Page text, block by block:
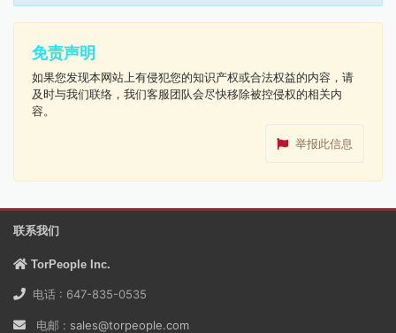
免责声明
如果您发现本网站上有侵犯您的知识产权或合法权益的内容，请
及时与我们联络，我们客服团队会尽快移除被控侵权的相关内
容。
举报此信息
联系我们
TorPeople Inc.
电话 : 647-835-0535
电邮 : sales@torpeople.com